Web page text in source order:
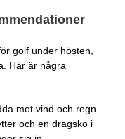
golf under hösten,
Här är några
mot vind och regn.
och en dragsko i